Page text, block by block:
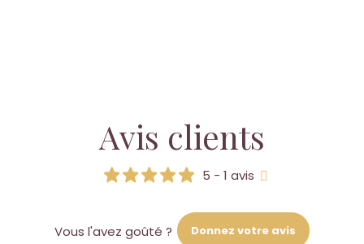
Avis clients
5 - 1 avis
Vous l'avez goûté ? Donnez votre avis